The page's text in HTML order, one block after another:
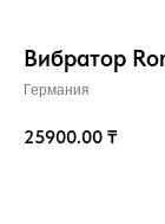
Вибратор
Германия
25900.00 ₸